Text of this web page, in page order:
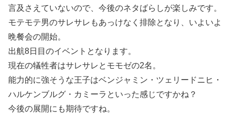
言及さえていないので、今後のネタばらしが楽しみです。
モテモテ男のサレサレもあっけなく排除となり、いよいよ
晩餐会の開始。
出航8日目のイベントとなります。
現在の犠牲者はサレサレとモモゼの2名。
能力的に強そうな王子はベンジャミン・ツェリードニヒ・
ハルケンブルグ・カミーラといった感じですかね？
今後の展開にも期待ですね。